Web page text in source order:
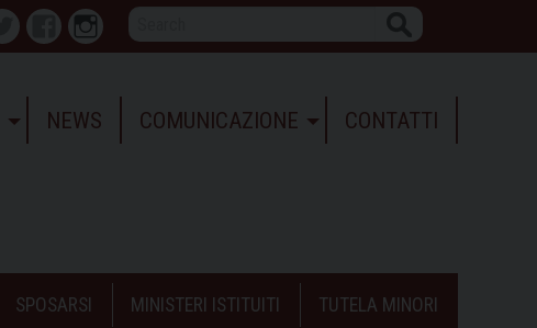
Twitter FacebookInstagram
NEWS COMUNICAZIONE CONTATTI
SPOSARSI MINISTERI ISTITUITI TUTELA MINORI